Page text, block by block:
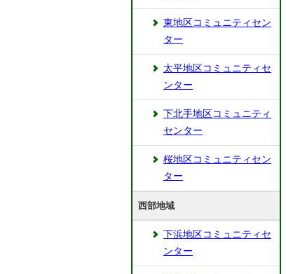
東地区コミュニティセン
ター
太平地区コミュニティセ
ンター
下北手地区コミュニティ
センター
桜地区コミュニティセン
ター
西部地域
下浜地区コミュニティセ
ンター